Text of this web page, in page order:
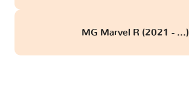
MG Marvel R (2021 - ...)